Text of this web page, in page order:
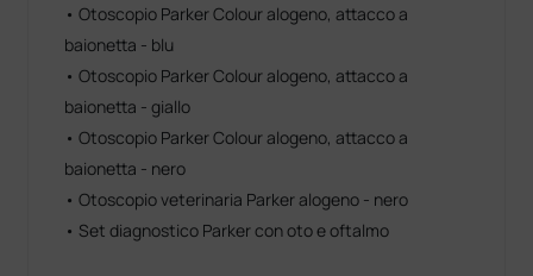
• Otoscopio Parker Colour alogeno, attacco a
baionetta - blu
• Otoscopio Parker Colour alogeno, attacco a
baionetta - giallo
• Otoscopio Parker Colour alogeno, attacco a
baionetta - nero
• Otoscopio veterinaria Parker alogeno - nero
• Set diagnostico Parker con oto e oftalmo